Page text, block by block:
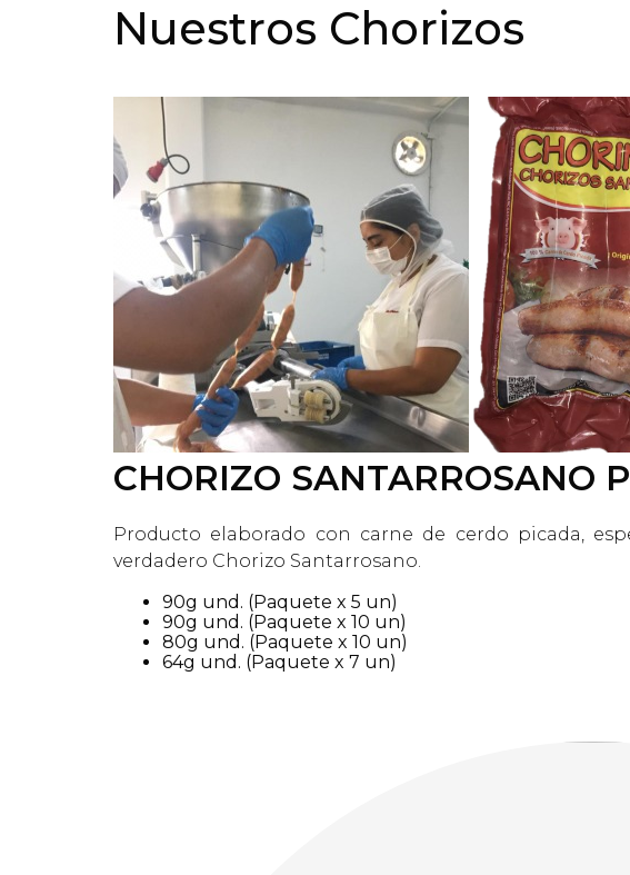
Nuestros Chorizos
CHORIZO SANTARROSANO
Producto elaborado con carne de cerdo picada,
verdadero Chorizo Santarrosano.
90g und. (Paquete x 5 un)
90g und. (Paquete x 10 un)
80g und. (Paquete x 10 un)
64g und. (Paquete x 7 un)